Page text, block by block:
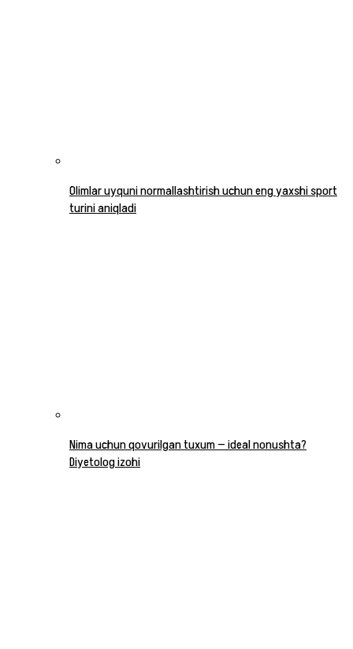
Olimlar uyquni normallashtirish uchun eng yaxshi sport
turini aniqladi
Nima uchun qovurilgan tuxum — ideal nonushta?
Diyetolog izohi